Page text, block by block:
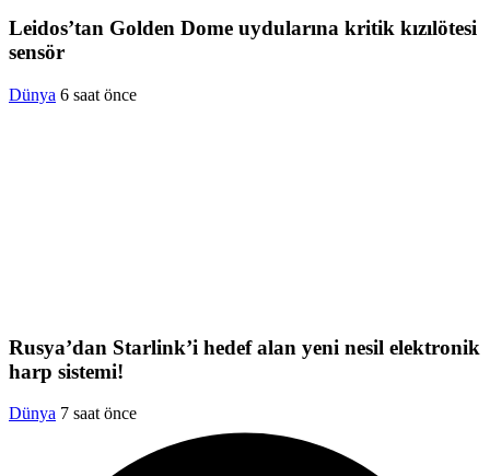
Leidos’tan Golden Dome uydularına kritik kızılötesi
sensör
Dünya 6 saat önce
Rusya’dan Starlink’i hedef alan yeni nesil elektronik
harp sistemi!
Dünya 7 saat önce